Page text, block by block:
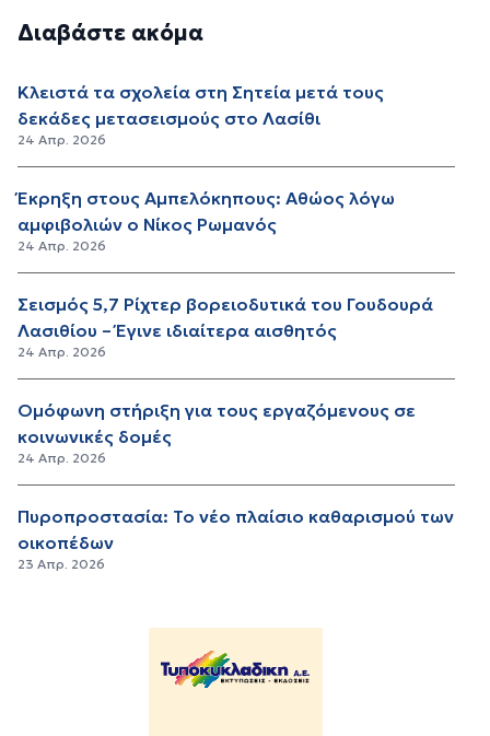
Διαβάστε ακόμα
Κλειστά τα σχολεία στη Σητεία μετά τους
δεκάδες μετασεισμούς στο Λασίθι
24 Απρ. 2026
Έκρηξη στους Αμπελόκηπους: Αθώος λόγω
αμφιβολιών ο Νίκος Ρωμανός
24 Απρ. 2026
Σεισμός 5,7 Ρίχτερ βορειοδυτικά του Γουδουρά
Λασιθίου – Έγινε ιδιαίτερα αισθητός
24 Απρ. 2026
Ομόφωνη στήριξη για τους εργαζόμενους σε
κοινωνικές δομές
24 Απρ. 2026
Πυροπροστασία: Το νέο πλαίσιο καθαρισμού των
οικοπέδων
23 Απρ. 2026